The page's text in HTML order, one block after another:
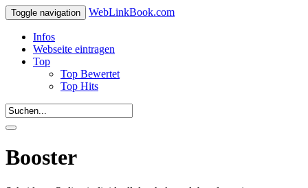
Toggle navigation WebLinkBook.com
Infos
Webseite eintragen
Top
Top Bewertet
Top Hits
Booster